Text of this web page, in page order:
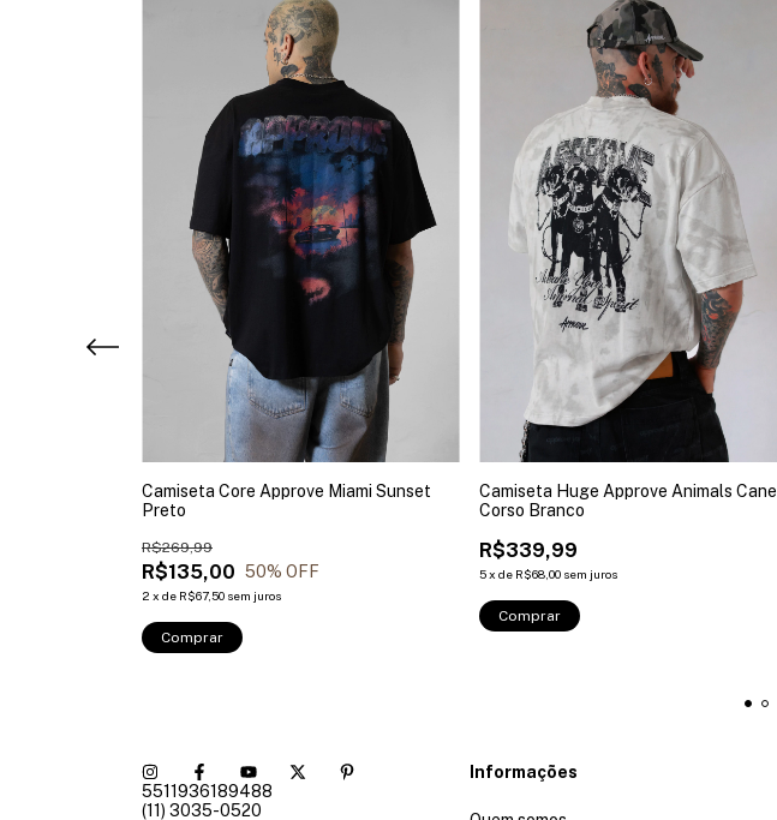
Camiseta Core Approve Miami Sunset
Preto
R$135,00
R$269,99
50% OFF
2 x de R$67,50 sem juros
Comprar
Camiseta Huge Approve Animals Cane
Corso Branco
R$339,99
5x de R$68,00 sem juros
Comprar
5511936189488
(11) 3035-0520
Informações